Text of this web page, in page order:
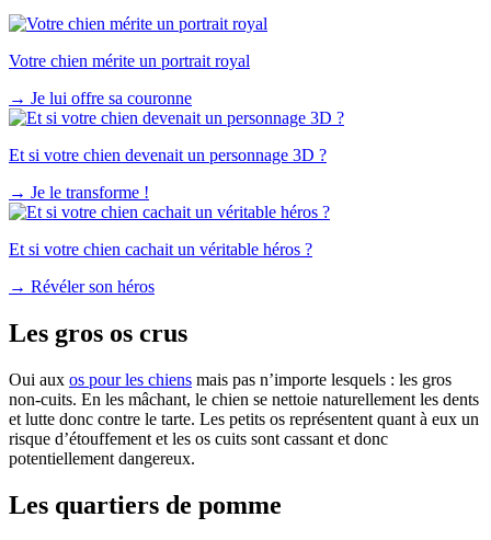
Votre chien mérite un portrait royal
→ Je lui offre sa couronne
Et si votre chien devenait un personnage 3D ?
→ Je le transforme !
Et si votre chien cachait un véritable héros ?
→ Révéler son héros
Les gros os crus
Oui aux os pour les chiens mais pas n’importe lesquels : les gros
non-cuits. En les mâchant, le chien se nettoie naturellement les dents
et lutte donc contre le tarte. Les petits os représentent quant à eux un
risque d’étouffement et les os cuits sont cassant et donc
potentiellement dangereux.
Les quartiers de pomme